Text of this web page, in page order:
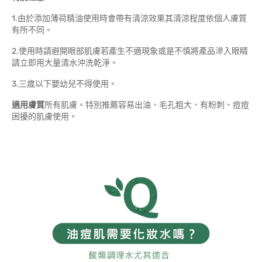
1.由於添加薄荷精油使用時會帶有清涼效果其清涼程度依個人膚質
有所不同。
2.使用時請避開眼部肌膚若產生不適現象或是不慎將產品滲入眼睛
請立即用大量清水沖洗乾淨。
3.三歲以下嬰幼兒不得使用。
適用膚質所有肌膚。特別推薦容易出油、毛孔粗大、有粉刺、痘痘
困擾的肌膚使用。